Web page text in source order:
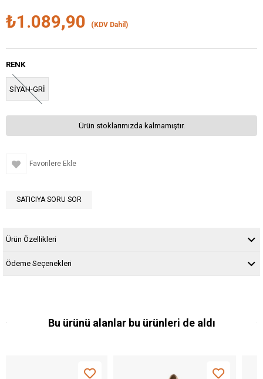
₺1.089,90 (KDV Dahil)
RENK
SİYAH-GRİ
Ürün stoklarımızda kalmamıştır.
Favorilere Ekle
SATICIYA SORU SOR
Ürün Özellikleri
Ödeme Seçenekleri
Bu ürünü alanlar bu ürünleri de aldı